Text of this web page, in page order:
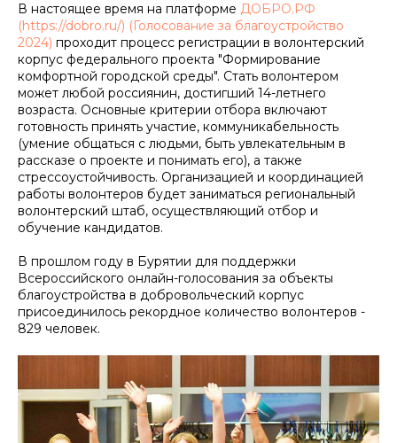
В настоящее время на платформе ДОБРО.РФ
(https://dobro.ru/) (Голосование за благоустройство
2024) проходит процесс регистрации в волонтерский
корпус федерального проекта "Формирование
комфортной городской среды". Стать волонтером
может любой россиянин, достигший 14-летнего
возраста. Основные критерии отбора включают
готовность принять участие, коммуникабельность
(умение общаться с людьми, быть увлекательным в
рассказе о проекте и понимать его), а также
стрессоустойчивость. Организацией и координацией
работы волонтеров будет заниматься региональный
волонтерский штаб, осуществляющий отбор и
обучение кандидатов.
В прошлом году в Бурятии для поддержки
Всероссийского онлайн-голосования за объекты
благоустройства в добровольческий корпус
присоединилось рекордное количество волонтеров -
829 человек.